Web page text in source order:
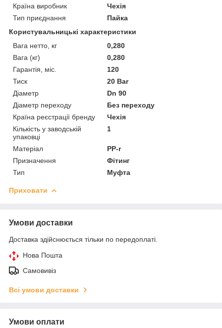
Країна виробник
Чехія
Тип приєднання
Пайка
Користувальницькі характеристики
Вага нетто, кг
0,280
Вага (кг)
0,280
Гарантія, міс.
120
Тиск
20 Bar
Діаметр
Dn 90
Діаметр переходу
Без переходу
Країна реєстрації бренду
Чехія
Кількість у заводській
упаковці
1
Матеріал
PP-r
Призначення
Фітинг
Тип
Муфта
Приховати
Умови доставки
Доставка здійснюється тільки по передоплаті.
Нова Пошта
Самовивіз
Всі умови доставки
Умови оплати